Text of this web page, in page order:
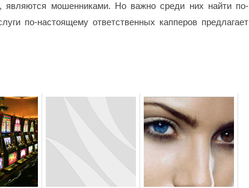
мошенниками. Но важно среди них найти по-
по-настоящему ответственных капперов предлагает